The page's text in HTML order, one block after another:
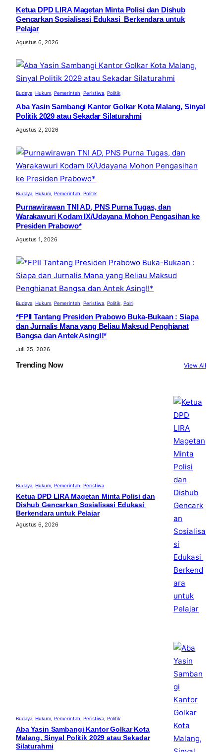
Ketua DPD LIRA Magetan Minta Polisi dan Dishub
Gencarkan Sosialisasi Edukasi Berkendara untuk
Pelajar
Agustus 6, 2026
Budaya Hukum Pemerintah Peristiwa Politik
Aba Yasin Sambangi Kantor Golkar Kota Malang, Sinyal
Politik 2029 atau Sekadar Silaturahmi
Agustus 2, 2026
Budaya Hukum Pemerintah Politik
Purnawirawan TNI AD, PNS Purna Tugas, dan
Warakawuri Kodam IX/Udayana Mohon Pengasihan ke
Presiden Prabowo*
Agustus 1, 2026
Budaya Hukum Pemerintah Peristiwa Politik Polri
*FPII Tantang Presiden Prabowo Buka-Bukaan : Siapa
dan Jurnalis Mana yang Beliau Maksud Penghianat
Bangsa dan Antek Asing!!*
Juli 25, 2026
Trending Now View All
Budaya Hukum Pemerintah Peristiwa
Ketua DPD LIRA Magetan Minta Polisi dan
Dishub Gencarkan Sosialisasi Edukasi
Berkendara untuk Pelajar
Agustus 6, 2026
Budaya Hukum Pemerintah Peristiwa Politik
Aba Yasin Sambangi Kantor Golkar Kota
Malang, Sinyal Politik 2029 atau Sekadar
Silaturahmi